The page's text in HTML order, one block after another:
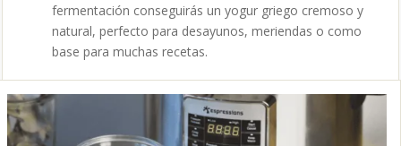
fermentación conseguirás un yogur griego cremoso y
natural, perfecto para desayunos, meriendas o como
base para muchas recetas.